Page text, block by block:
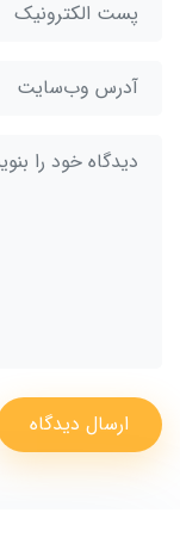
ارسال دیدگاه